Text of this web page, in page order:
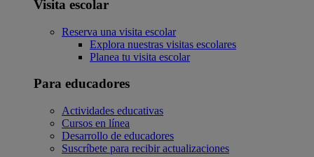
Visita escolar
Reserva una visita escolar
Explora nuestras visitas escolares
Planea tu visita escolar
Para educadores
Actividades educativas
Cursos en línea
Desarrollo de educadores
Suscríbete para recibir actualizaciones